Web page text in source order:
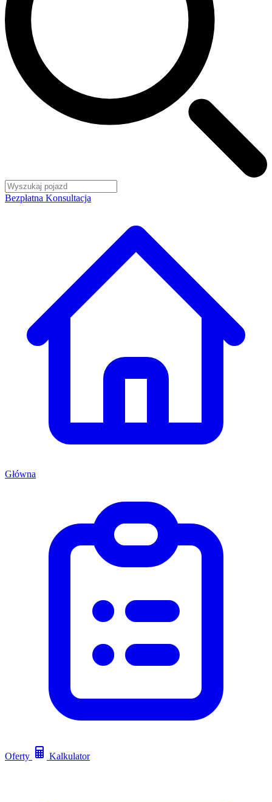
Bezpłatna Konsultacja
Główna
Oferty Kalkulator